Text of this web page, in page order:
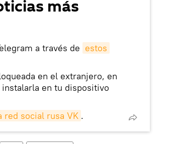
más
a través de estos
en el extranjero, en
en tu dispositivo
red social rusa VK .